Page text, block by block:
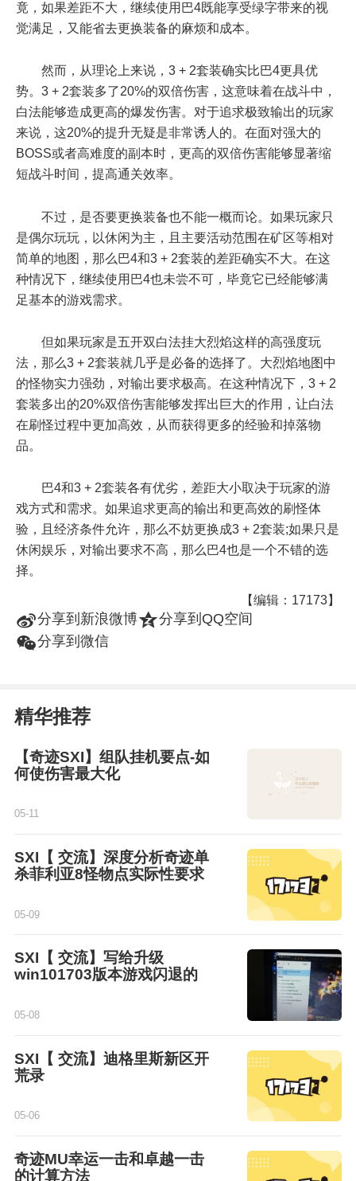
竟，如果差距不大，继续使用巴4既能享受绿字带来的视
觉满足，又能省去更换装备的麻烦和成本。
然而，从理论上来说，3 + 2套装确实比巴4更具优
势。3 + 2套装多了20%的双倍伤害，这意味着在战斗中，
白法能够造成更高的爆发伤害。对于追求极致输出的玩家
来说，这20%的提升无疑是非常诱人的。在面对强大的
BOSS或者高难度的副本时，更高的双倍伤害能够显著缩
短战斗时间，提高通关效率。
不过，是否要更换装备也不能一概而论。如果玩家只
是偶尔玩玩，以休闲为主，且主要活动范围在矿区等相对
简单的地图，那么巴4和3 + 2套装的差距确实不大。在这
种情况下，继续使用巴4也未尝不可，毕竟它已经能够满
足基本的游戏需求。
但如果玩家是五开双白法挂大烈焰这样的高强度玩
法，那么3 + 2套装就几乎是必备的选择了。大烈焰地图中
的怪物实力强劲，对输出要求极高。在这种情况下，3 + 2
套装多出的20%双倍伤害能够发挥出巨大的作用，让白法
在刷怪过程中更加高效，从而获得更多的经验和掉落物
品。
巴4和3 + 2套装各有优劣，差距大小取决于玩家的游
戏方式和需求。如果追求更高的输出和更高效的刷怪体
验，且经济条件允许，那么不妨更换成3 + 2套装;如果只是
休闲娱乐，对输出要求不高，那么巴4也是一个不错的选
择。
【编辑：17173】
t分享到新浪微博z分享到QQ空间
w分享到微信
精华推荐
【奇迹SXI】组队挂机要点-如
何使伤害最大化
05-11
SXI【 交流】深度分析奇迹单
杀菲利亚8怪物点实际性要求
05-09
SXI【 交流】写给升级
win101703版本游戏闪退的
05-08
SXI【 交流】迪格里斯新区开
荒录
05-06
奇迹MU幸运一击和卓越一击
的计算方法